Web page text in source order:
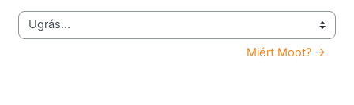
Ugrás...
Miért Moot? →